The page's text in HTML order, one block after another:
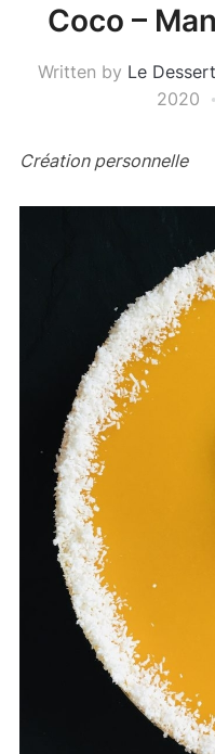
Coco –
Written by Le
2020
Création personnelle